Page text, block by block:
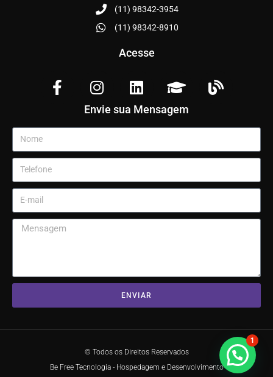
(11) 98342-3954
(11) 98342-8910
Acesse
Envie sua Mensagem
ENVIAR
© Todos os Direitos Reservados
Be Free Tecnologia - Hospedagem e Desenvolvimento
1